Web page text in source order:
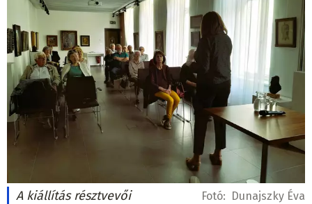
A kiállítás résztvevői Fotó: Dunajszky Éva